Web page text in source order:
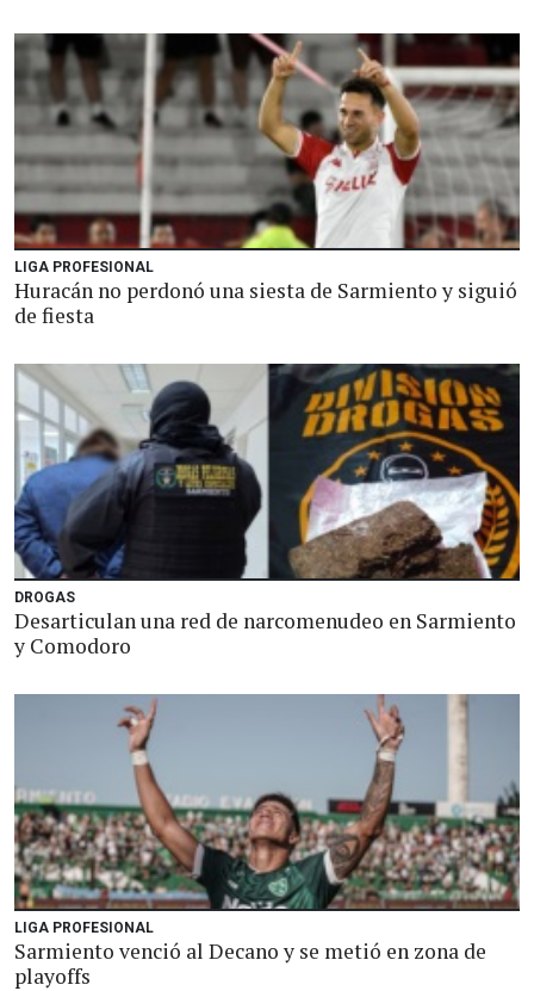
LIGA PROFESIONAL
Huracán no perdonó una siesta de Sarmiento y siguió
de fiesta
DROGAS
Desarticulan una red de narcomenudeo en Sarmiento
y Comodoro
LIGA PROFESIONAL
Sarmiento venció al Decano y se metió en zona de
playoffs